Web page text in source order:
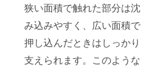
狭い面積で触れた部分は沈
み込みやすく、広い面積で
押し込んだときはしっかり
支えられます。このような